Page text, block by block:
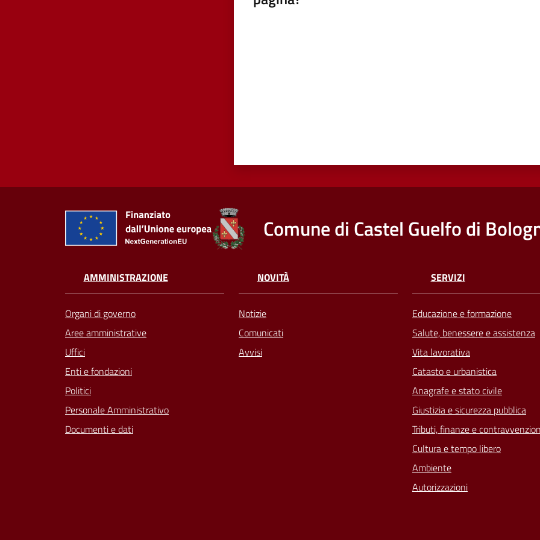
Comune di Castel Guelfo di
AMMINISTRAZIONE
Organi di governo
Aree amministrative
Uffici
Enti e fondazioni
Politici
Personale Amministrativo
Documenti e dati
NOVITÀ
Notizie
Comunicati
Avvisi
SERVIZI
Educazione e formazione
Salute, benessere e assistenza
Vita lavorativa
Catasto e urbanistica
Anagrafe e stato civile
Giustizia e sicurezza pubblica
Tributi, finanze e
Cultura e tempo libero
Ambiente
Autorizzazioni